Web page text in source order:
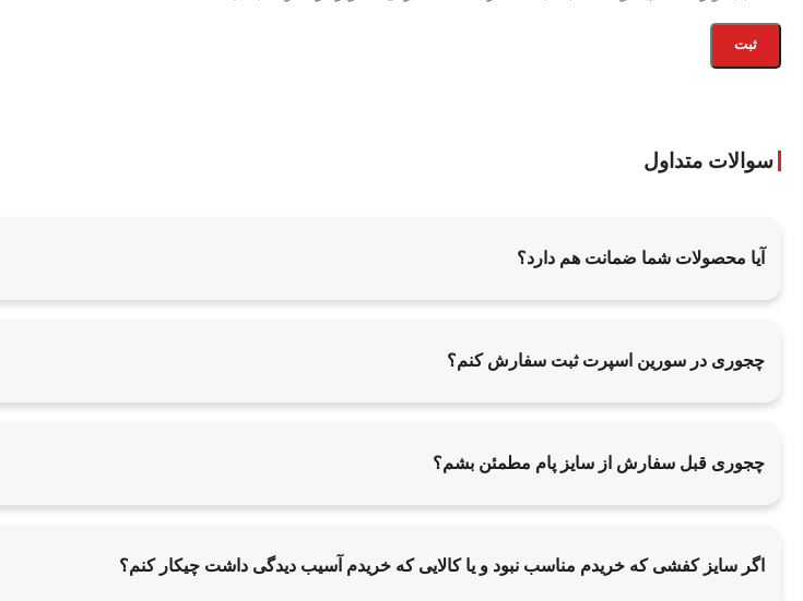
سوالات متداول
آیا محصولات شما ضمانت هم دارد؟
چجوری در سورین اسپرت ثبت سفارش کنم؟
چجوری قبل سفارش از سایز پام مطمئن بشم؟
اگر سایز کفشی که خریدم مناسب نبود و یا کالایی که خریدم آسیب دیدگی داشت چیکار کنم؟